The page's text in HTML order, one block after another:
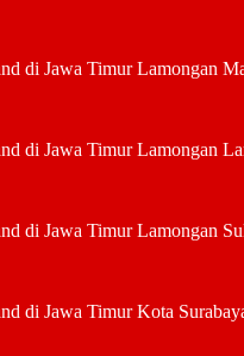
di Jawa Timur Lamongan
di Jawa Timur Lamongan
di Jawa Timur Lamongan
di Jawa Timur Kota